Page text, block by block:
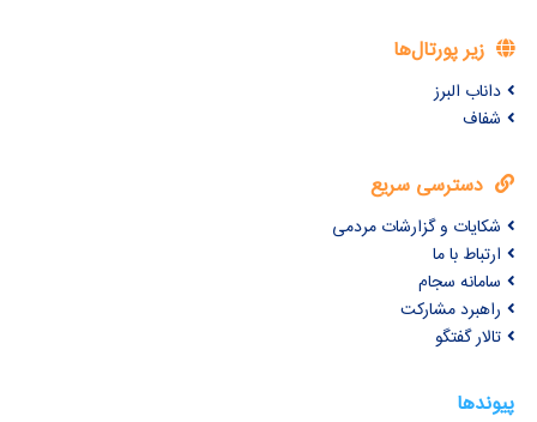
زیر پورتال‌ها
داناب البرز
شفاف
دسترسی سریع
شکایات و گزارشات مردمی
ارتباط با ما
سامانه سجام
راهبرد مشارکت
تالار گفتگو
پیوندها